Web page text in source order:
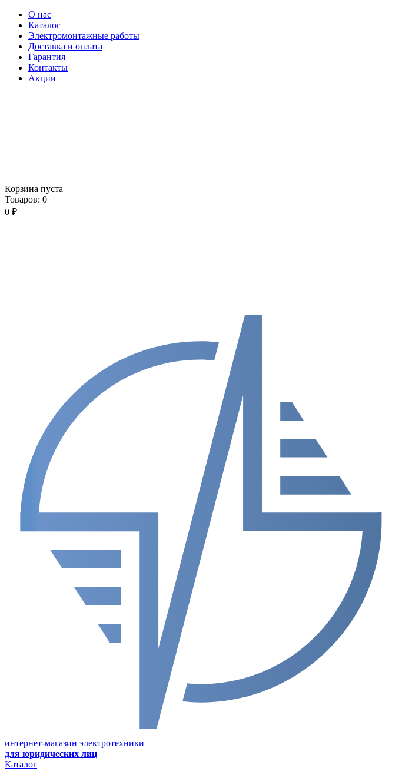
О нас
Каталог
Электромонтажные работы
Доставка и оплата
Гарантия
Контакты
Акции
Корзина пуста
Товаров: 0
0 ₽
интернет-магазин электротехники
для юридических лиц
Каталог